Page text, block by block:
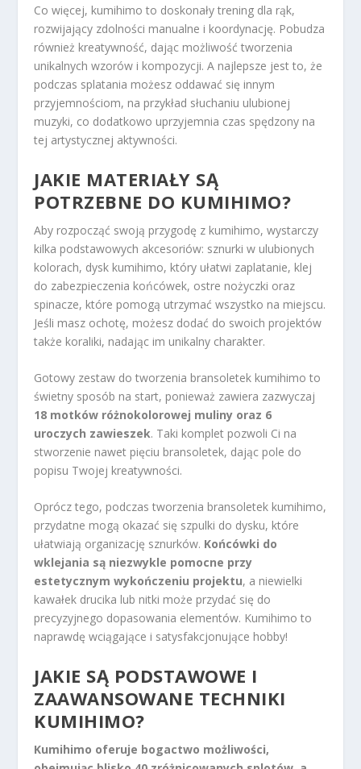
Co więcej, kumihimo to doskonały trening dla rąk,
rozwijający zdolności manualne i koordynację. Pobudza
również kreatywność, dając możliwość tworzenia
unikalnych wzorów i kompozycji. A najlepsze jest to, że
podczas splatania możesz oddawać się innym
przyjemnościom, na przykład słuchaniu ulubionej
muzyki, co dodatkowo uprzyjemnia czas spędzony na
tej artystycznej aktywności.
JAKIE MATERIAŁY SĄ
POTRZEBNE DO KUMIHIMO?
Aby rozpocząć swoją przygodę z kumihimo, wystarczy
kilka podstawowych akcesoriów: sznurki w ulubionych
kolorach, dysk kumihimo, który ułatwi zaplatanie, klej
do zabezpieczenia końcówek, ostre nożyczki oraz
spinacze, które pomogą utrzymać wszystko na miejscu.
Jeśli masz ochotę, możesz dodać do swoich projektów
także koraliki, nadając im unikalny charakter.
Gotowy zestaw do tworzenia bransoletek kumihimo to
świetny sposób na start, ponieważ zawiera zazwyczaj
18 motków różnokolorowej muliny oraz 6
uroczych zawieszek. Taki komplet pozwoli Ci na
stworzenie nawet pięciu bransoletek, dając pole do
popisu Twojej kreatywności.
Oprócz tego, podczas tworzenia bransoletek kumihimo,
przydatne mogą okazać się szpulki do dysku, które
ułatwiają organizację sznurków. Końcówki do
wklejania są niezwykle pomocne przy
estetycznym wykończeniu projektu, a niewielki
kawałek drucika lub nitki może przydać się do
precyzyjnego dopasowania elementów. Kumihimo to
naprawdę wciągające i satysfakcjonujące hobby!
JAKIE SĄ PODSTAWOWE I
ZAAWANSOWANE TECHNIKI
KUMIHIMO?
Kumihimo oferuje bogactwo możliwości,